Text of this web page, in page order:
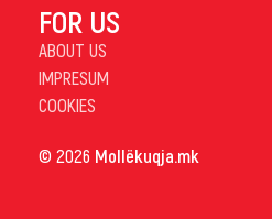
FOR US
ABOUT US
IMPRESUM
COOKIES
© 2026 Mollëkuqja.mk